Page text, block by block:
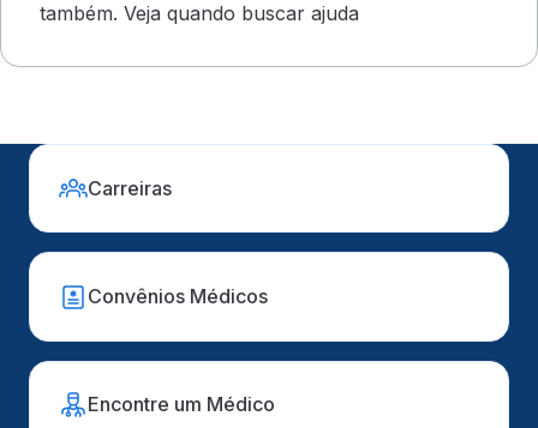
também. Veja quando buscar ajuda
Carreiras
Convênios Médicos
Encontre um Médico